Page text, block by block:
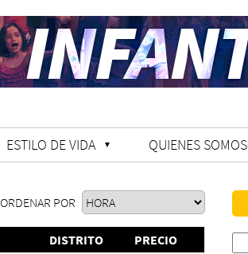
ESTILO DE VIDA QUIENES SOMOS
ORDENAR POR
DISTRITO PRECIO